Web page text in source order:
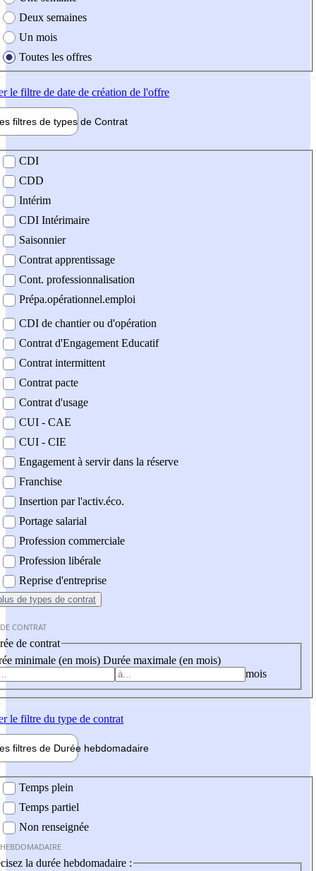
Deux semaines
Un mois
Toutes les offres
le filtre de date de création de l'offre
filtres de types de Contrat
contrat
CDI
CDD
Intérim
CDI Intérimaire
Saisonnier
Contrat apprentissage
Cont. professionnalisation
Prépa.opérationnel.emploi
CDI de chantier ou d'opération
Contrat d'Engagement Educatif
Contrat intermittent
Contrat pacte
Contrat d'usage
CUI - CAE
CUI - CIE
Engagement à servir dans la réserve
Franchise
Insertion par l'activ.éco.
Portage salarial
Profession commerciale
Profession libérale
Reprise d'entreprise
de types de contrat
CONTRAT
de contrat
minimale (en mois) Durée maximale (en mois)
mois
le filtre du type de contrat
filtres de Durée hebdomadaire
Temps plein
Temps partiel
Non renseignée
la durée hebdomadaire :